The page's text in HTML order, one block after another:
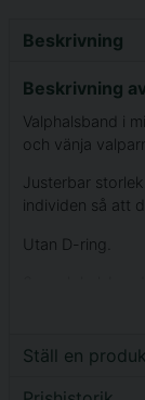
Beskrivning
Beskrivning
Valphalsband i
och vänja
Justerbar
individen så att
Utan D-ring.
Ställ en